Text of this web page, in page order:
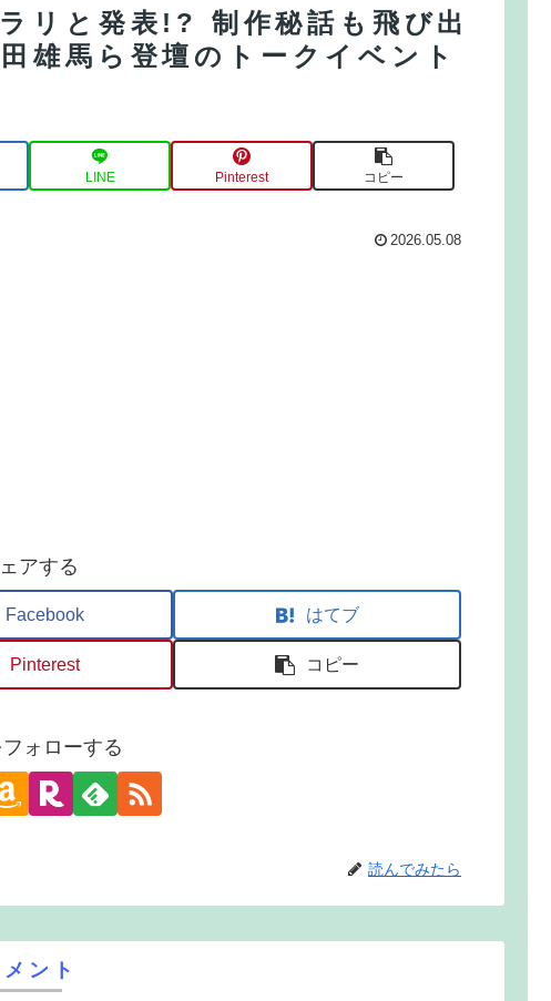
リと発表!? 制作秘話も飛び出
雄馬ら登壇のトークイベント
LINE Pinterest コピー
2026.05.08
アする
Facebook はてブ
Pinterest コピー
ォローする
読んでみたら
ント